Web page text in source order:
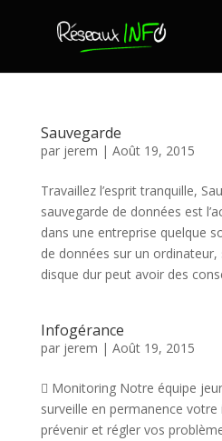
Sauvegarde
par jerem | Août 19, 2015
Travaillez l’esprit tranquille,
sauvegarde de données est
dans une entreprise quelque
de données sur un
disque dur peut avoir des
Infogérance
par jerem | Août 19, 2015
 Monitoring Notre équipe
surveille en permanence
prévenir et régler vos